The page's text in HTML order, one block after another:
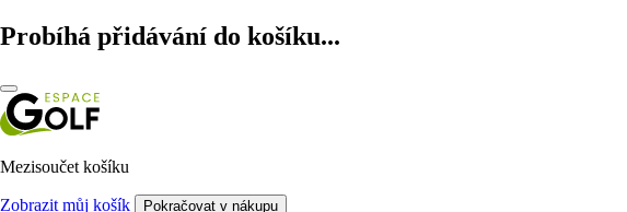
Probíhá přidávání do košíku...
Mezisoučet košíku
Zobrazit můj košík Pokračovat v nákupu